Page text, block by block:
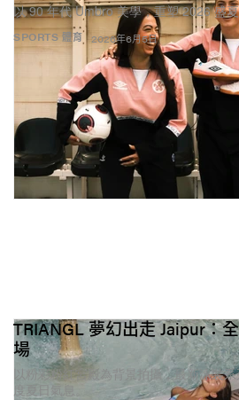
SPORTS 體育
以 90 年代 Umbro 美學，重塑 2026 盛
2026年6月5日
TRIANGL 夢幻出走 Jaipur：
場
以粉彩粉紅宮殿為背景拍攝，最新泳裝
度夏日氣息。